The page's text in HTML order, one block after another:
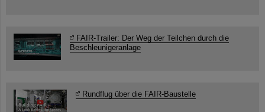
FAIR-Trailer: Der Weg der Teilchen durch die
Beschleunigeranlage
Rundflug über die FAIR-Baustelle